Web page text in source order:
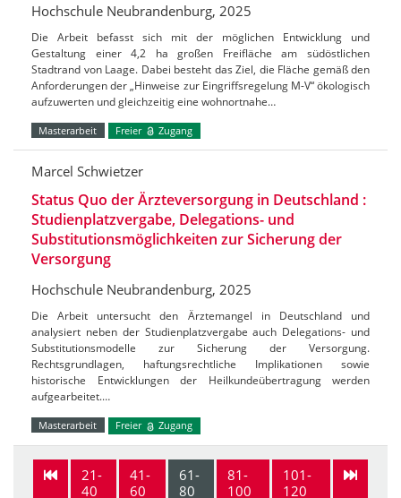
Hochschule Neubrandenburg, 2025
Die Arbeit befasst sich mit der möglichen Entwicklung und
Gestaltung einer 4,2 ha großen Freifläche am südöstlichen
Stadtrand von Laage. Dabei besteht das Ziel, die Fläche gemäß den
Anforderungen der „Hinweise zur Eingriffsregelung M-V“ ökologisch
aufzuwerten und gleichzeitig eine wohnortnahe…
Masterarbeit Freier Zugang
Marcel Schwietzer
Status Quo der Ärzteversorgung in Deutschland :
Studienplatzvergabe, Delegations- und
Substitutionsmöglichkeiten zur Sicherung der
Versorgung
Hochschule Neubrandenburg, 2025
Die Arbeit untersucht den Ärztemangel in Deutschland und
analysiert neben der Studienplatzvergabe auch Delegations- und
Substitutionsmodelle zur Sicherung der Versorgung.
Rechtsgrundlagen, haftungsrechtliche Implikationen sowie
historische Entwicklungen der Heilkundeübertragung werden
aufgearbeitet.…
Masterarbeit Freier Zugang
21-
40
41-
60
61-
80
81-
100
101-
120